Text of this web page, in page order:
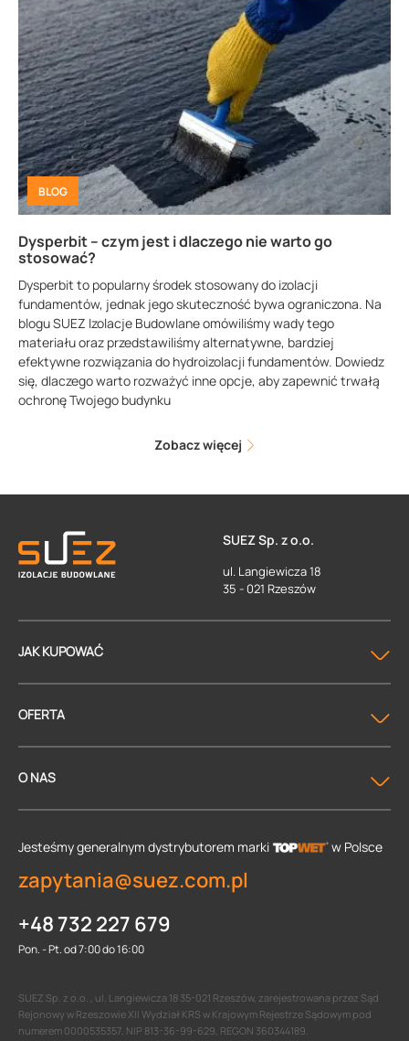
BLOG
Dysperbit – czym jest i dlaczego nie warto go
stosować?
Dysperbit to popularny środek stosowany do izolacji
fundamentów, jednak jego skuteczność bywa ograniczona. Na
blogu SUEZ Izolacje Budowlane omówiliśmy wady tego
materiału oraz przedstawiliśmy alternatywne, bardziej
efektywne rozwiązania do hydroizolacji fundamentów. Dowiedz
się, dlaczego warto rozważyć inne opcje, aby zapewnić trwałą
ochronę Twojego budynku
Zobacz więcej
SUEZ Sp. z o.o.
ul. Langiewicza 18
35 - 021 Rzeszów
JAK KUPOWAĆ
OFERTA
O NAS
Jesteśmy generalnym dystrybutorem marki w Polsce
zapytania@suez.com.pl
+48 732 227 679
Pon. - Pt. od 7:00 do 16:00
SUEZ Sp. z o.o. , ul. Langiewicza 18 35-021 Rzeszów, zarejestrowana przez Sąd
Rejonowy w Rzeszowie XII Wydział KRS w Krajowym Rejestrze Sądowym pod
numerem 0000535357, NIP 813-36-99-629, REGON 360344189.